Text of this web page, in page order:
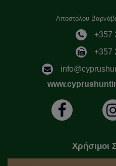
Αποστόλου
+357
+357
Χρήσιμοι